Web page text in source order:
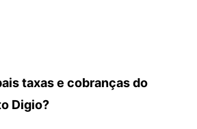
taxas e cobranças do
Digio?